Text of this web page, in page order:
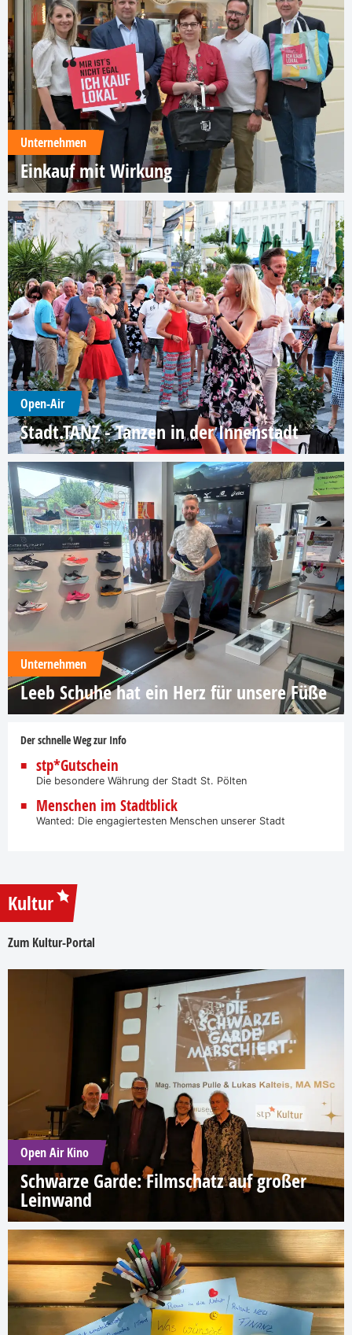
Unternehmen
Einkauf mit Wirkung
Open-Air
Stadt.TANZ - Tanzen in der Innenstadt
Unternehmen
Leeb Schuhe hat ein Herz für unsere Füße
Der schnelle Weg zur Info
stp*Gutschein
Die besondere Währung der Stadt St. Pölten
Menschen im Stadtblick
Wanted: Die engagiertesten Menschen unserer Stadt
Kultur
Zum Kultur-Portal
Open Air Kino
Schwarze Garde: Filmschatz auf großer
Leinwand